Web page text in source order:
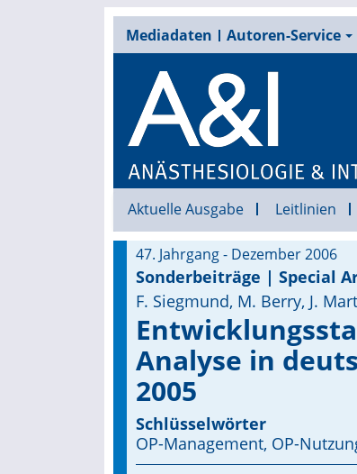
Mediadaten Autoren-Service
Aktuelle Ausgabe Leitlinien
47. Jahrgang - Dezember 2006
Sonderbeiträge | Special
F. Siegmund, M. Berry, J.
Analyse in
2005
Schlüsselwörter
OP-Management, OP-